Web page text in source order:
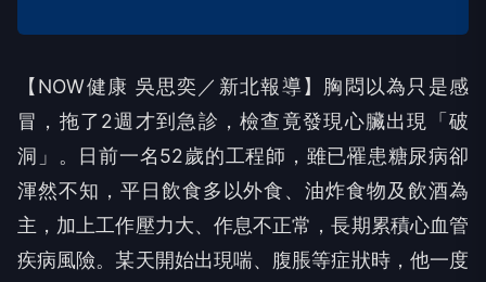
【NOW健康 吳思奕／新北報導】胸悶以為只是感
冒，拖了2週才到急診，檢查竟發現心臟出現「破
洞」。日前一名52歲的工程師，雖已罹患糖尿病卻
渾然不知，平日飲食多以外食、油炸食物及飲酒為
主，加上工作壓力大、作息不正常，長期累積心血管
疾病風險。某天開始出現喘、腹脹等症狀時，他一度